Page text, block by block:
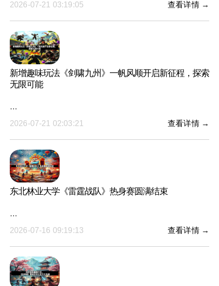
2026-07-21 03:19:05
查看详情 →
新增趣味玩法《剑啸九州》一帆风顺开启新征程，探索
无限可能
···
2026-07-21 02:03:21
查看详情 →
东北林业大学《雷霆战队》热身赛圆满结束
···
2026-07-16 09:19:13
查看详情 →